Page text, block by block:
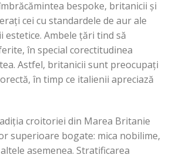
bespoke, britanicii și
cei cu standardele de aur ale
Ambele țări tind să
în special corectitudinea
Astfel, britanicii sunt preocupați
în timp ce italienii apreciază
croitoriei din Marea Britanie
superioare bogate: mica nobilime,
asemenea. Stratificarea